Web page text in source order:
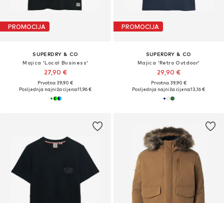
PROMOCIJA
SUPERDRY & CO
Majica 'Local Business'
27,90 €
Prvotno: 39,90 €
Posljednja najniža cijena:11,96 €
PROMOCIJA
SUPERDRY & CO
Majica 'Retro Outdoor'
29,90 €
Prvotno: 39,90 €
Posljednja najniža cijena:13,16 €